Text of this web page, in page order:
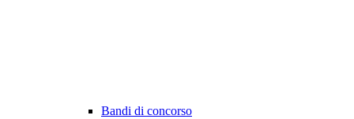
Bandi di concorso